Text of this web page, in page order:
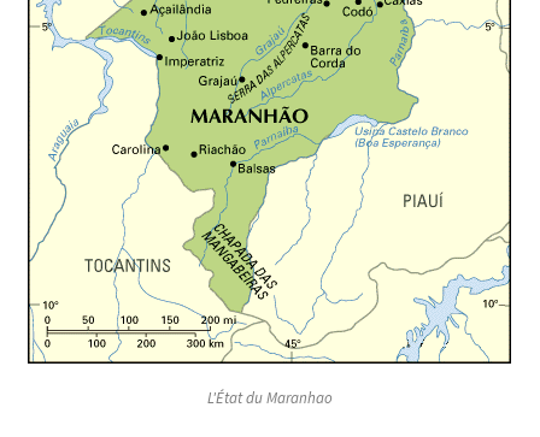
L'État du Maranhao